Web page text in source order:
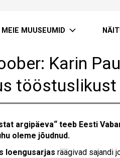
MEIE MUUSEUMID
Karin
argipäeva“ teeb Eesti
oleme jõudnud.
loengusarjas räägivad sajandi